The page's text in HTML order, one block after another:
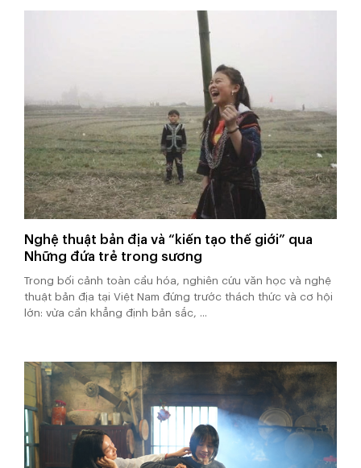
Nghệ thuật bản địa và “kiến tạo thế giới” qua
Những đứa trẻ trong sương
Trong bối cảnh toàn cầu hóa, nghiên cứu văn học và nghệ
thuật bản địa tại Việt Nam đứng trước thách thức và cơ hội
lớn: vừa cần khẳng định bản sắc, ...